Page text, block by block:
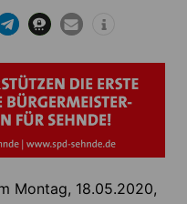
Montag, 18.05.2020,